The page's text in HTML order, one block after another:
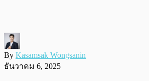
By Kasamsak Wongsanin
ธันวาคม 6, 2025